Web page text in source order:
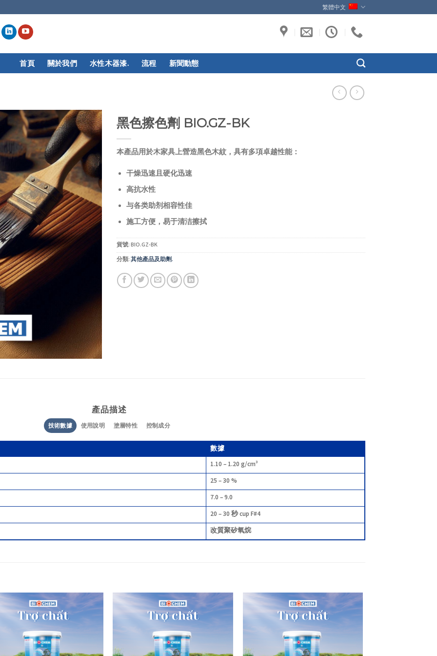
繁體中文
首頁 關於我們 水性木器漆. 流程 新聞動態
Add to
wishlist
黑色擦色劑 BIO.GZ-BK
本產品用於木家具上營造黑色木紋，具有多項卓越性能：
干燥迅速且硬化迅速
高抗水性
与各类助剂相容性佳
施工方便，易于清洁擦拭
貨號:BIO.GZ-BK
分類:其他產品及助劑.
產品描述
技術數據 使用說明 塗層特性 控制成分
數據
1.10 – 1.20 g/cm³
25 – 30 %
7.0 – 9.0
20 – 30 秒 cup F#4
改質聚矽氧烷
Add to
Add to
Add to